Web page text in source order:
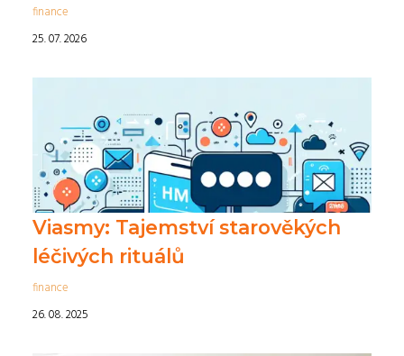
finance
25. 07. 2026
Viasmy: Tajemství starověkých
léčivých rituálů
finance
26. 08. 2025